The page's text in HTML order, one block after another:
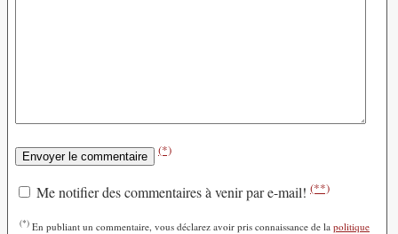
(*)
Me notifier des commentaires à venir par e-mail! (**)
(*) En publiant un commentaire, vous déclarez avoir pris connaissance de la politique